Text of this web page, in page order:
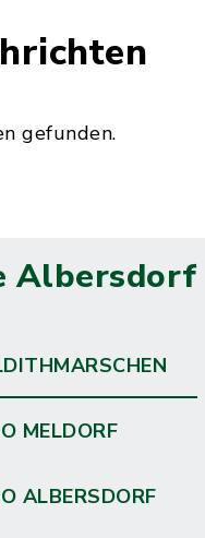
gefunden.
Albersdorf
MELDORF
ALBERSDORF